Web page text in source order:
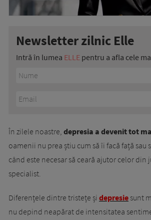
Newsletter zilnic Elle
Intră în lumea ELLE pentru a afla cele
În zilele noastre, depresia a devenit tot
oamenii nu prea știu cum să îi facă față sau
când este necesar să ceară ajutor celor din
specialist.
Diferențele dintre tristețe și depresiesunt
nu depind neapărat de intensitatea